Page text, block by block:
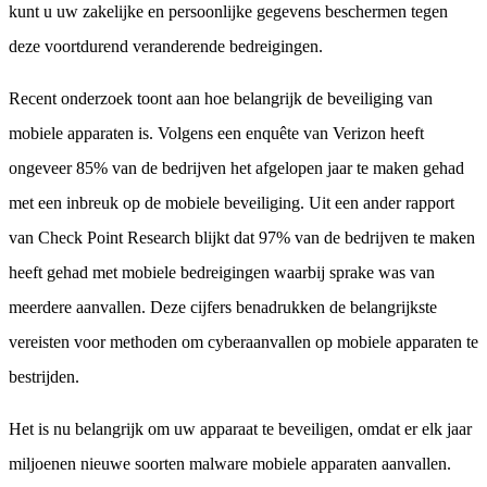
kunt u uw zakelijke en persoonlijke gegevens beschermen tegen
deze voortdurend veranderende bedreigingen.
Recent onderzoek toont aan hoe belangrijk de beveiliging van
mobiele apparaten is. Volgens een enquête van Verizon heeft
ongeveer 85% van de bedrijven het afgelopen jaar te maken gehad
met een inbreuk op de mobiele beveiliging. Uit een ander rapport
van Check Point Research blijkt dat 97% van de bedrijven te maken
heeft gehad met mobiele bedreigingen waarbij sprake was van
meerdere aanvallen. Deze cijfers benadrukken de belangrijkste
vereisten voor methoden om cyberaanvallen op mobiele apparaten te
bestrijden.
Het is nu belangrijk om uw apparaat te beveiligen, omdat er elk jaar
miljoenen nieuwe soorten malware mobiele apparaten aanvallen.